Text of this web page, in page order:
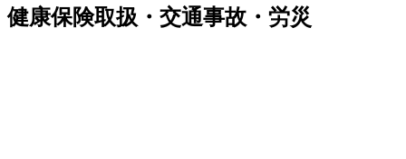
健康保険取扱・交通事故・労災